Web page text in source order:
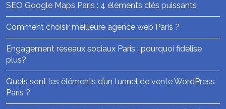
SEO Google Maps Paris : 4 éléments clés puissants
Comment choisir meilleure agence web Paris ?
Engagement réseaux sociaux Paris : pourquoi fidélise
plus?
Quels sont les éléments d’un tunnel de vente WordPress
Paris ?